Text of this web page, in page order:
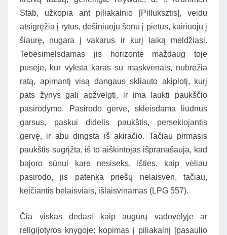
Stab, užkopia ant piliakalnio [Pilluksztis], veidu
atsigręžia į rytus, dešiniuoju šonu į pietus, kairiuoju į
šiaurę, nugara į vakarus ir kurį laiką meldžiasi.
Tebesimelsdamas jis horizonte maždaug toje
pusėje, kur vyksta karas su maskvėnais, nubrėžia
ratą, apimantį visą dangaus skliauto akiplotį, kurį
pats žynys gali apžvelgti, ir ima laukti paukščio
pasirodymo. Pasirodo gervė, skleisdama liūdnus
garsus, paskui didelis paukštis, persekiojantis
gervę, ir abu dingsta iš akiračio. Tačiau pirmasis
paukštis sugrįžta, iš to aiškintojas išpranašauja, kad
bajoro sūnui kare nesiseks. Išties, kaip vėliau
pasirodo, jis patenka priešų nelaisvėn, tačiau,
keičiantis belaisviais, išlaisvinamas (LPG 557).
Čia viskas dedasi kaip augurų vadovėlyje ar
religijotyros knygoje: kopimas į piliakalnį [pasaulio